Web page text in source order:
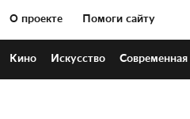
О проекте Помоги сайту
Кино Искусство Современная